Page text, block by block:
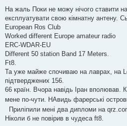
в
д
о
л
е
н
я
На жаль Поки не можу нічого ставити
експлуатувати свою кімнатну антену.
European Ros Club
Worked different Europe amateur radio
ERC-WDAR-EU
Different 50 station Band 17 Meters.
Ft8.
Та уже майже спочиваю на лаврах, на
підтверджених 156.
66 країн. Вчора навідь Іран вполював.
мене по-чути. НАвидь фарерські
Приліпили мені два дипломи на
Ніколи б не повірив в чудеса ft8.